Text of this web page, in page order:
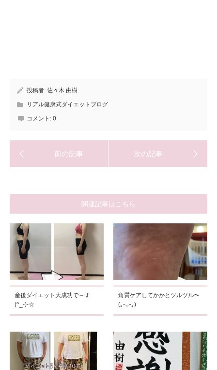
投稿者: 佐々木 由樹
リアル健康式ダイエットブログ
コメント: 0
関連記事はこちら
産後ダイエット大成功で～す
(^_-)-☆
角質ケアしてかかとツルツル〜
(｡ᵕᴗᵕ｡)